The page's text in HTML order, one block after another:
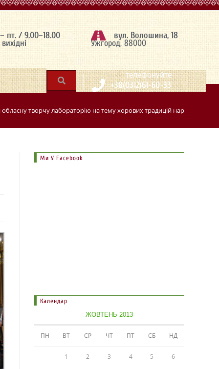
пт. / 9.00–18.00 вул. Волошина, 18
Ужгород, 88000
| телефонуйте
+38(0312)61-60-33
творчу лабораторію на тему хорових традицій
Ми У Facebook
Календар
ЖОВТЕНЬ 2013
ПН ВТ СР ЧТ ПТ СБ НД
1 2 3 4 5 6